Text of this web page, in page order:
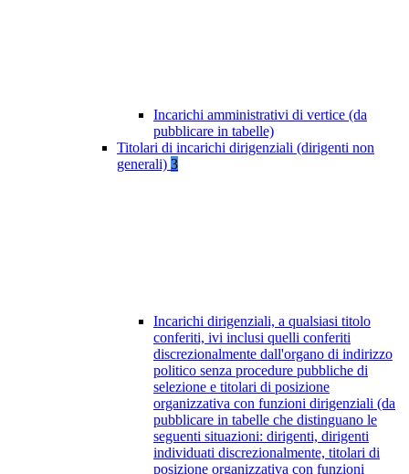
Incarichi amministrativi di vertice (da
pubblicare in tabelle)
Titolari di incarichi dirigenziali (dirigenti non
generali) 3
Incarichi dirigenziali, a qualsiasi titolo
conferiti, ivi inclusi quelli conferiti
discrezionalmente dall'organo di indirizzo
politico senza procedure pubbliche di
selezione e titolari di posizione
organizzativa con funzioni dirigenziali (da
pubblicare in tabelle che distinguano le
seguenti situazioni: dirigenti, dirigenti
individuati discrezionalmente, titolari di
posizione organizzativa con funzioni